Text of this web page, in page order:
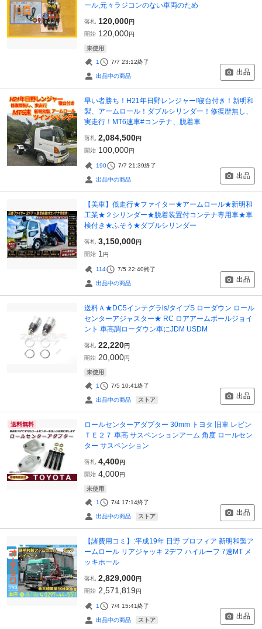
ール,元々ラジコンのない車両のため
落札 120,000円
開始 120,000円
未使用
1 7/7 23:12終了
出品中の商品 出品
早い者勝ち！H21年日野レンジャー!寝台付き！新明和
製、アームロール！ダブルシリンダー！修復歴無し、
実走行！MT6速車#コンテナ、脱着車
落札 2,084,500円
開始 100,000円
190 7/7 21:39終了
出品中の商品 出品
【美車】低走行★ファイター★アームロール★新明和
工業★２シリンダー★脱着装置付コンテナ専用車★車
検付き★ふそう★ダブルシリンダー
落札 3,150,000円
開始 1 円
114 7/5 22:40終了
出品中の商品 出品
送料Ａ★DC5インテグラis/タイプS ローダウン ロール
センターアジャスター★ RC ロアアームボールジョイ
ント 車高調ローダウン車にJDM USDM
落札 22,220円
開始 20,000円
未使用
1 7/5 10:41終了
出品中の商品 ストア 出品
送料無料
ロールセンターアダプター 30mm トヨタ 旧車 レビン
ＴＥ２７ 車高 サスペンションアーム 角度 ロールセン
ター サスペンション
落札 4,400円
開始 4,000円
未使用
1 7/4 17:14終了
出品中の商品 ストア 出品
【諸費用コミ】:平成19年 日野 プロフィア 新明和製ア
ームロール リアジャッキ 2デフ ハイルーフ 7速MT メ
ッキホール
落札 2,829,000円
開始 2,571,819円
1 7/4 15:41終了
出品中の商品 ストア 出品